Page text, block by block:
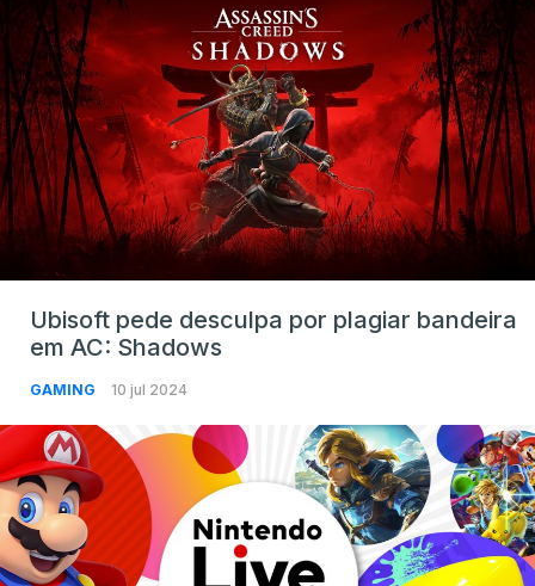
Ubisoft pede desculpa por plagiar bandeira
em AC: Shadows
GAMING 10 jul 2024